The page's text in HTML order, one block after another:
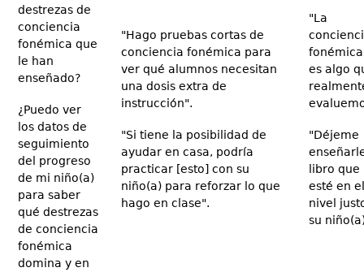
destrezas de
conciencia
fonémica que
le han
enseñado?
¿Puedo ver
los datos de
seguimiento
del progreso
de mi niño(a)
para saber
qué destrezas
de conciencia
fonémica
domina y en
"Hago pruebas cortas de
conciencia fonémica para
ver qué alumnos necesitan
una dosis extra de
instrucción".
"Si tiene la posibilidad de
ayudar en casa, podría
practicar [esto] con su
niño(a) para reforzar lo que
hago en clase".
"La
es algo
"Déjeme
libro que
esté en el
nivel
su